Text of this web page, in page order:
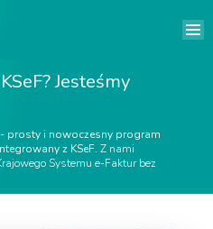
Jesteśmy
prosty i nowoczesny program
z KSeF. Z nami
Systemu e-Faktur bez